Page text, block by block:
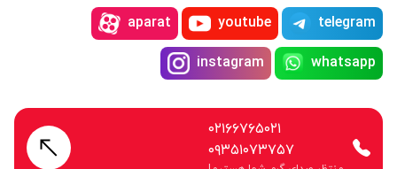
telegram
youtube
aparat
whatsapp
instagram
۰۲۱۶۶۷۶۵۰۲۱
۰۹۳۵۱۰۷۳۷۵۷